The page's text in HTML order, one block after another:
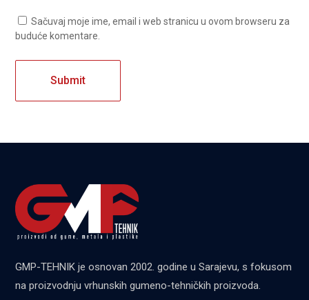
Sačuvaj moje ime, email i web stranicu u ovom browseru za
buduće komentare.
GMP-TEHNIK je osnovan 2002. godine u Sarajevu, s fokusom
na proizvodnju vrhunskih gumeno-tehničkih proizvoda.